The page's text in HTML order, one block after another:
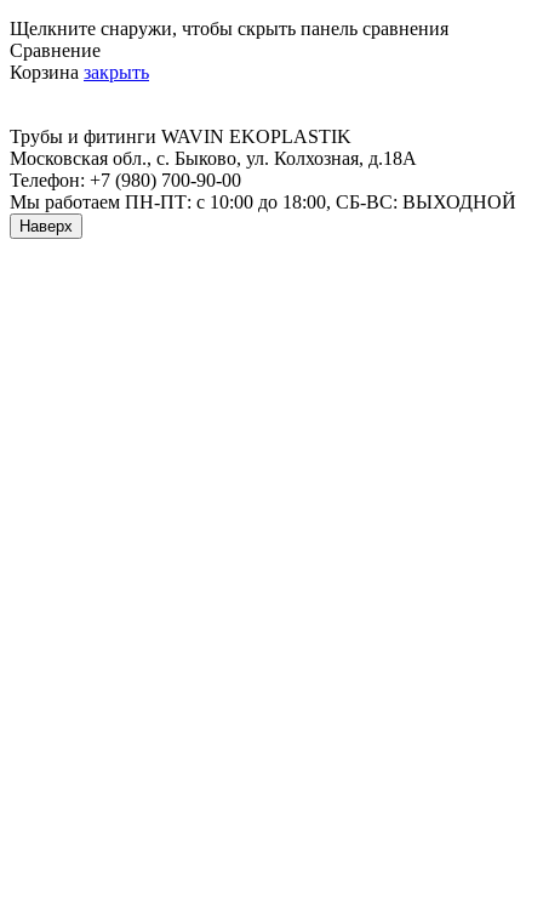
Щелкните снаружи, чтобы скрыть панель сравнения
Сравнение
Корзина закрыть
Трубы и фитинги WAVIN EKOPLASTIK
Московская обл., с. Быково, ул. Колхозная, д.18А
Телефон: +7 (980) 700-90-00
Мы работаем ПН-ПТ: с 10:00 до 18:00, СБ-ВС: ВЫХОДНОЙ
Наверх